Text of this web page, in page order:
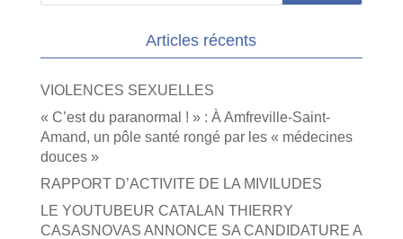
Articles récents
VIOLENCES SEXUELLES
« C’est du paranormal ! » : À Amfreville-Saint-
Amand, un pôle santé rongé par les « médecines
douces »
RAPPORT D’ACTIVITE DE LA MIVILUDES
LE YOUTUBEUR CATALAN THIERRY
CASASNOVAS ANNONCE SA CANDIDATURE A